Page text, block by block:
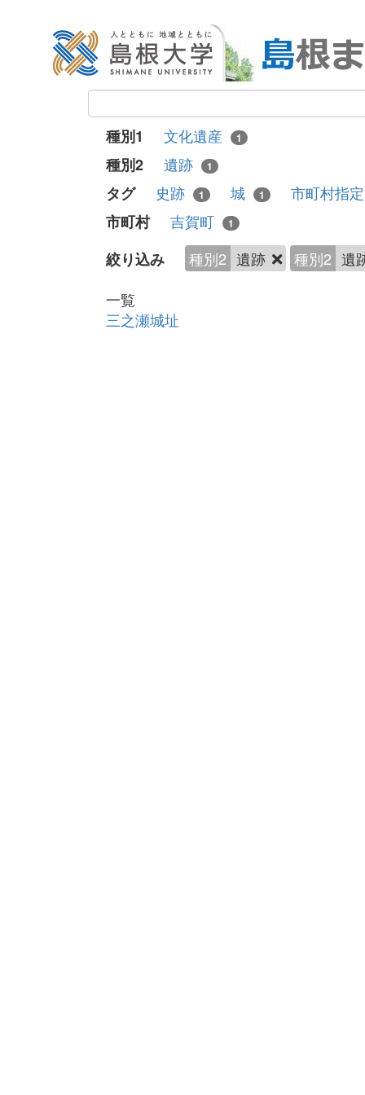
種別1 文化遺産 1
種別2 遺跡 1
タグ 史跡 1 城 1
市町村指
市町村
吉賀町 1
絞り込み 種別2 遺跡 種別2 遺
一覧
三之瀬城址